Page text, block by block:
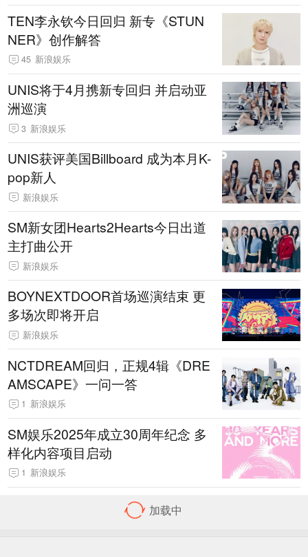
TEN李永钦今日回归 新专《STUN
NER》创作解答
45 新浪娱乐
UNIS将于4月携新专回归 并启动亚
洲巡演
3 新浪娱乐
UNIS获评美国Billboard 成为本月K-
pop新人
新浪娱乐
SM新女团Hearts2Hearts今日出道
主打曲公开
新浪娱乐
BOYNEXTDOOR首场巡演结束 更
多场次即将开启
新浪娱乐
NCTDREAM回归，正规4辑《DRE
AMSCAPE》一问一答
1 新浪娱乐
SM娱乐2025年成立30周年纪念 多
样化内容项目启动
1 新浪娱乐